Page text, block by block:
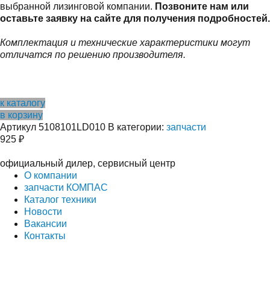
выбранной лизинговой компании. Позвоните нам или
оставьте заявку на сайте для получения подробностей.
Комплектация и технические характеристики могут
отличатся по решению производителя.
к каталогу
в корзину
Артикул 5108101LD010 В категории: запчасти
925 ₽
официальный дилер, сервисный центр
О компании
запчасти КОМПАС
Каталог техники
Новости
Вакансии
Контакты